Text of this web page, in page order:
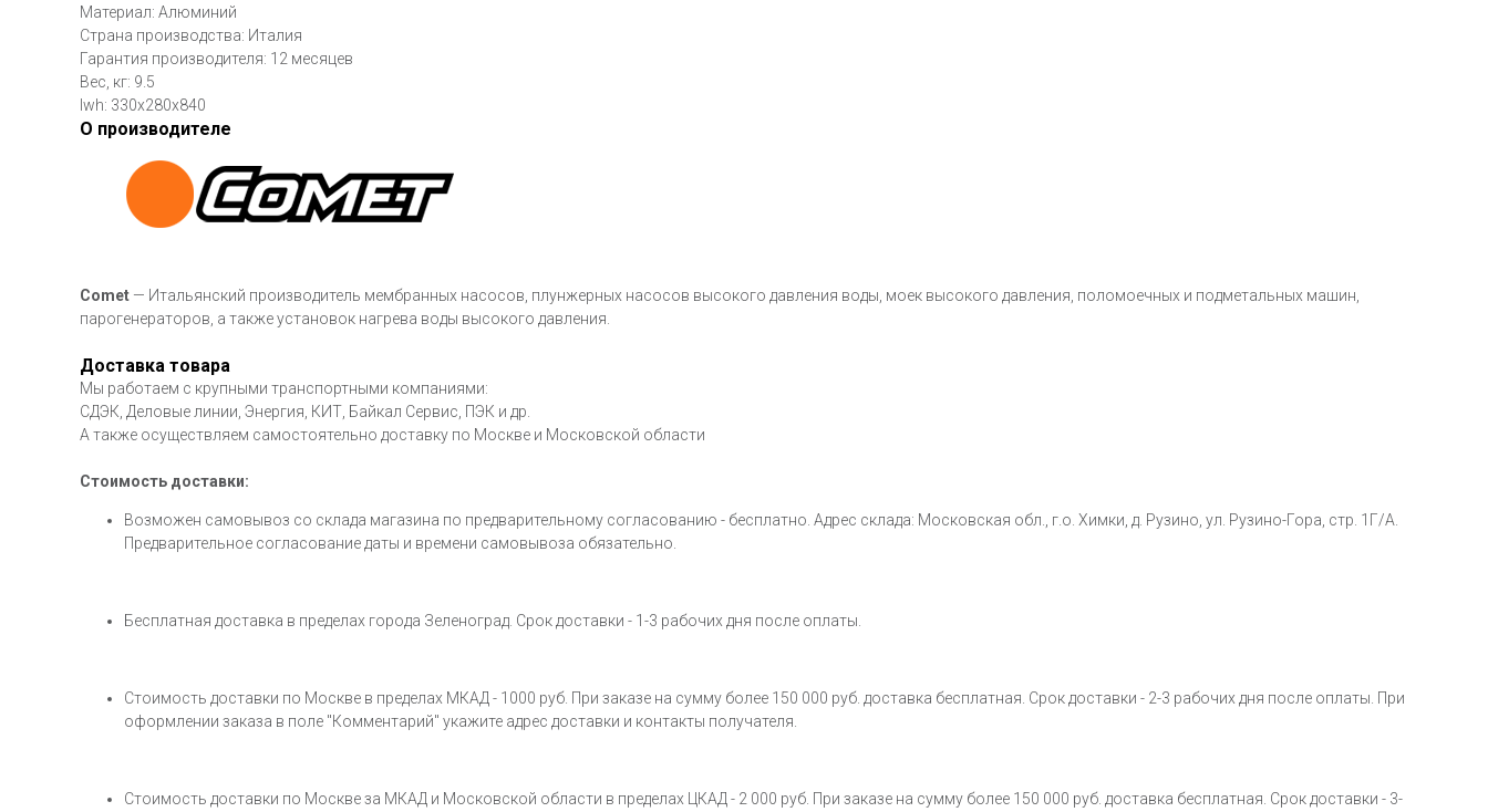
Материал: Алюминий
Страна производства: Италия
Гарантия производителя: 12 месяцев
Вес, кг: 9.5
lwh: 330x280x840
О производителе
Comet — Итальянский производитель мембранных насосов, плунжерных насосов высокого давления воды, моек высокого давления, поломоечных и подметальных машин,
парогенераторов, а также установок нагрева воды высокого давления.
Доставка товара
Мы работаем с крупными транспортными компаниями:
СДЭК, Деловые линии, Энергия, КИТ, Байкал Сервис, ПЭК и др.
А также осуществляем самостоятельно доставку по Москве и Московской области
Стоимость доставки:
Возможен самовывоз со склада магазина по предварительному согласованию - бесплатно. Адрес склада: Московская обл., г.о. Химки, д. Рузино, ул. Рузино-Гора, стр. 1Г/А.
Предварительное согласование даты и времени самовывоза обязательно.
Бесплатная доставка в пределах города Зеленоград. Срок доставки - 1-3 рабочих дня после оплаты.
Стоимость доставки по Москве в пределах МКАД - 1000 руб. При заказе на сумму более 150 000 руб. доставка бесплатная. Срок доставки - 2-3 рабочих дня после оплаты. При
оформлении заказа в поле "Комментарий" укажите адрес доставки и контакты получателя.
Стоимость доставки по Москве за МКАД и Московской области в пределах ЦКАД - 2 000 руб. При заказе на сумму более 150 000 руб. доставка бесплатная. Срок доставки - 3-